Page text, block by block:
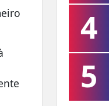
4
5